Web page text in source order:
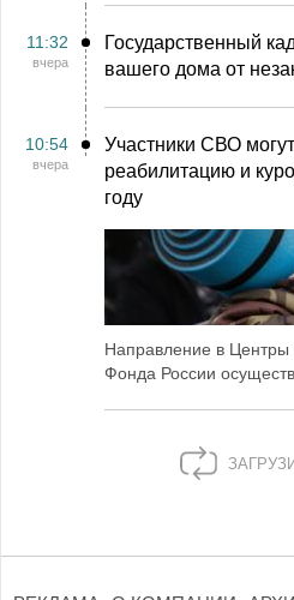
11:32
вчера
Государственный
вашего дома от
10:54
вчера
Участники СВО
реабилитацию и
году
Направление в Центры
Фонда России